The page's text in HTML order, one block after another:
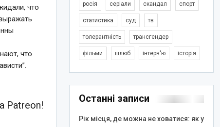
что
что
Patreon!
росія серіали скандал спорт
статистика суд тв
толерантність трансгендер
фільми шлюб інтерв'ю історія
Останні записи
Рік місця, де можна не ховатися: як у